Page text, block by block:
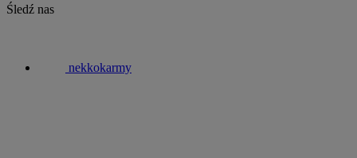
Śledź nas
nekkokarmy